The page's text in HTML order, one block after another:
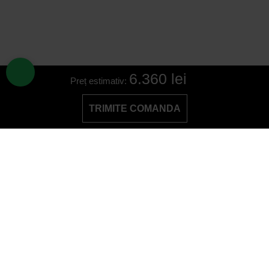
Preț estimativ: 6.360 lei
TRIMITE COMANDA